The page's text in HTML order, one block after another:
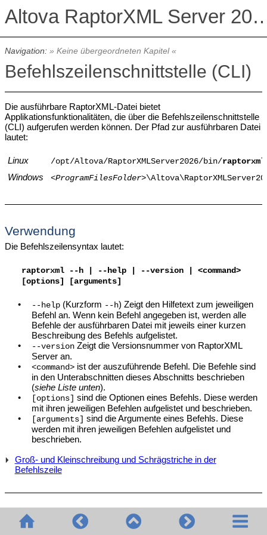
Altova
Navigation: » Keine übergeordneten Kapitel «
Befehlszeilenschnittstelle (CLI)
Die ausführbare RaptorXML-Datei bietet
Applikationsfunktionalitäten, die über die Befehlszeilenschnittstelle
(CLI) aufgerufen werden können. Der Pfad zur ausführbaren Datei
lautet:
Linux /opt/Altova/RaptorXMLServer2026/bin/raptorxml
Windows <ProgramFilesFolder>\Altova\
Verwendung
Die Befehlszeilensyntax lautet:
raptorxml --h | --help | --version | <command>
[options] [arguments]
• --help (Kurzform --h) Zeigtden Hilfetext zum jeweiligen
Befehl an. Wenn kein Befehl angegeben ist, werden alle
Befehle der ausführbaren Datei mit jeweils einer kurzen
Beschreibung des Befehls aufgelistet.
•
--version Zeigt die Versionsnummer von RaptorXML
Server an.
•
<command> ist der auszuführende Befehl. Die Befehle sind
in den Unterabschnitten dieses Abschnitts beschrieben
(siehe Liste unten).
•
[options] sind die Optionen eines Befehls. Diese werden
mit ihren jeweiligen Befehlen aufgelistet und beschrieben.
•
[arguments] sind die Argumente eines Befehls. Diese
werden mit ihren jeweiligen Befehlen aufgelistet und
beschrieben.
Groß- und Kleinschreibung und Schrägstriche in der
Befehlszeile
CLI-Befehle